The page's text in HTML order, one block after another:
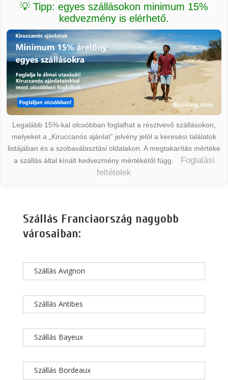
💡 Tipp: egyes szállásokon minimum 15%
kedvezmény is elérhető.
Legalább 15%-kal olcsóbban foglalhat a résztvevő szállásokon,
melyeket a „Kiruccanós ajánlat” jelvény jelöl a keresési találatok
listájában és a szobaválasztási oldalakon. A megtakarítás mértéke
a szállás által kínált kedvezmény mértékétől függ.
Foglalási
feltételek
Szállás Franciaország nagyobb
városaiban:
Szállás Avignon
Szállás Antibes
Szállás Bayeux
Szállás Bordeaux